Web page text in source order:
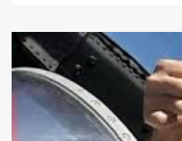
Inflación,
expectativas
política:
“lo
más
difícil